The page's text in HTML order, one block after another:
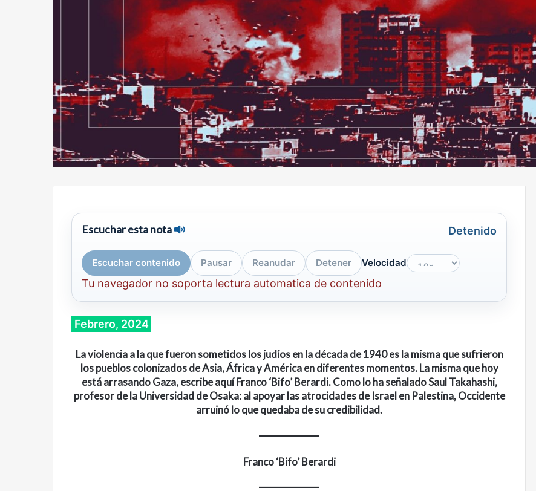
Escuchar esta nota Detenido
Escuchar contenido Pausar Reanudar Detener Velocidad
Tu navegador no soporta lectura automatica de contenido
Febrero, 2024
La violencia a la que fueron sometidos los judíos en la década de 1940 es la misma que sufrieron
los pueblos colonizados de Asia, África y América en diferentes momentos. La misma que hoy
está arrasando Gaza, escribe aquíFranco ‘Bifo’ Berardi. Como lo ha señalado Saul Takahashi,
profesor de la Universidad de Osaka: al apoyar las atrocidades de Israel en Palestina, Occidente
arruinó lo que quedaba de su credibilidad.
Franco ‘Bifo’ Berardi